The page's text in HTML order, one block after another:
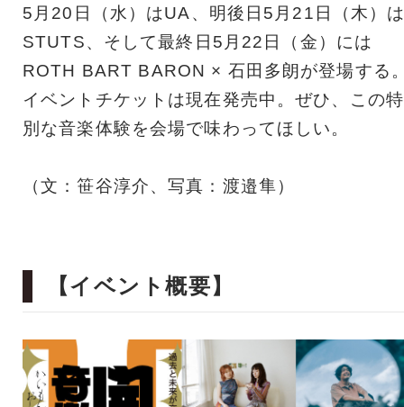
5月20日（水）はUA、明後日5月21日（木）
STUTS、そして最終日5月22日（金）には
ROTH BART BARON × 石田多朗が登場する
イベントチケットは現在発売中。ぜひ、この特
別な音楽体験を会場で味わってほしい。
（文：笹谷淳介、写真：渡邉隼）
【イベント概要】